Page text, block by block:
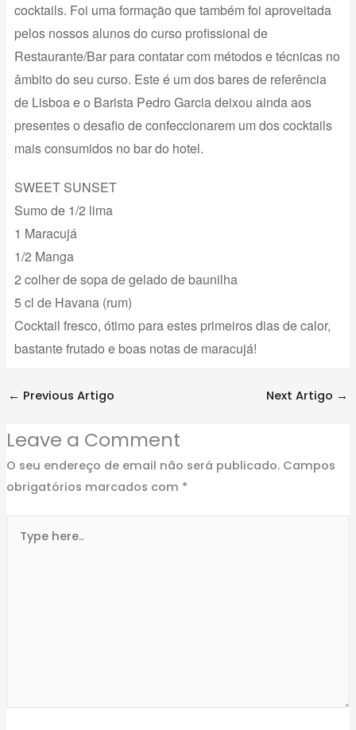
cocktails. Foi uma formação que também foi aproveitada
pelos nossos alunos do curso profissional de
Restaurante/Bar para contatar com métodos e técnicas no
âmbito do seu curso. Este é um dos bares de referência
de Lisboa e o Barista Pedro Garcia deixou ainda aos
presentes o desafio de confeccionarem um dos cocktails
mais consumidos no bar do hotel.
SWEET SUNSET
Sumo de 1/2 lima
1 Maracujá
1/2 Manga
2 colher de sopa de gelado de baunilha
5 cl de Havana (rum)
Cocktail fresco, ótimo para estes primeiros dias de calor,
bastante frutado e boas notas de maracujá!
← Previous Artigo Next Artigo →
Leave a Comment
O seu endereço de email não será publicado. Campos
obrigatórios marcados com *
here..